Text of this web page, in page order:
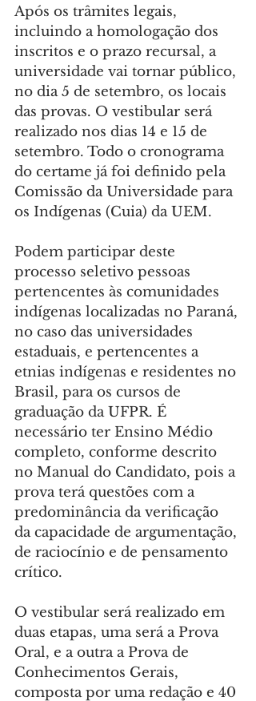
Após os trâmites legais,
incluindo a homologação dos
inscritos e o prazo recursal, a
universidade vai tornar público,
no dia 5 de setembro, os locais
das provas. O vestibular será
realizado nos dias 14 e 15 de
setembro. Todo o cronograma
do certame já foi definido pela
Comissão da Universidade para
os Indígenas (Cuia) da UEM.
Podem participar deste
processo seletivo pessoas
pertencentes às comunidades
indígenas localizadas no Paraná,
no caso das universidades
estaduais, e pertencentes a
etnias indígenas e residentes no
Brasil, para os cursos de
graduação da UFPR. É
necessário ter Ensino Médio
completo, conforme descrito
no Manual do Candidato, pois a
prova terá questões com a
predominância da verificação
da capacidade de argumentação,
de raciocínio e de pensamento
crítico.
O vestibular será realizado em
duas etapas, uma será a Prova
Oral, e a outra a Prova de
Conhecimentos Gerais,
composta por uma redação e 40